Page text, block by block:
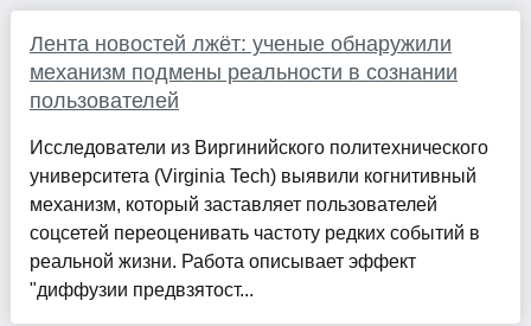
Лента новостей лжёт: ученые обнаружили
механизм подмены реальности в сознании
пользователей
Исследователи из Виргинийского политехнического
университета (Virginia Tech) выявили когнитивный
механизм, который заставляет пользователей
соцсетей переоценивать частоту редких событий в
реальной жизни. Работа описывает эффект
"диффузии предвзятост...